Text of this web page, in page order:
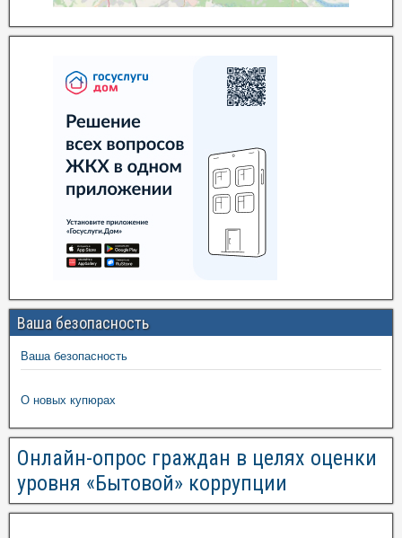
Ваша безопасность
Ваша безопасность
О новых купюрах
Онлайн-опрос граждан в целях оценки
уровня «Бытовой» коррупции